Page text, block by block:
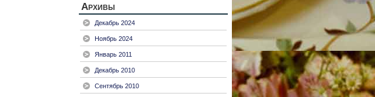
Архивы
Декабрь 2024
Ноябрь 2024
Январь 2011
Декабрь 2010
Сентябрь 2010